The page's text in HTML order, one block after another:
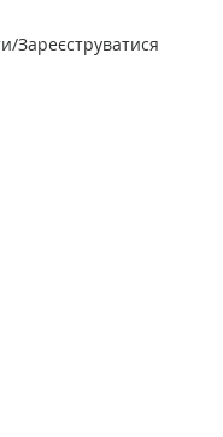
Зареєструватися